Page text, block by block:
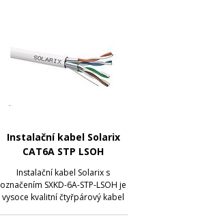
Instalační kabel Solarix
CAT6A STP LSOH
Instalační kabel Solarix s
označením SXKD-6A-STP-LSOH je
vysoce kvalitní čtyřpárový kabel